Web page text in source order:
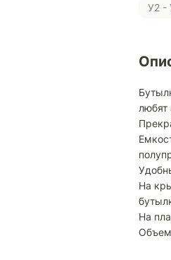
У2
любят
На
На